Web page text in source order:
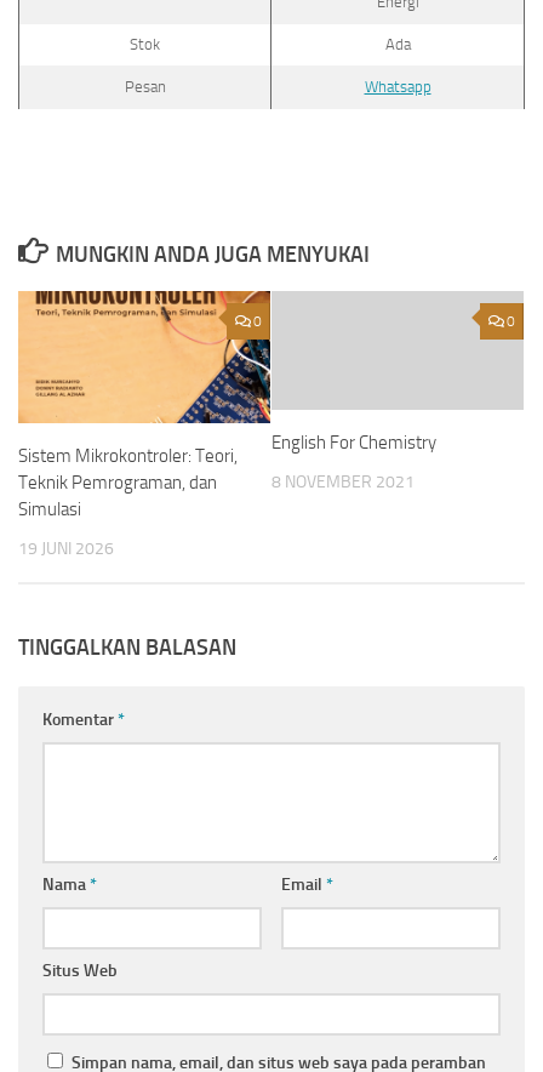
Stok Ada
Pesan Whatsapp
MUNGKIN ANDA JUGA MENYUKAI
0
Sistem Mikrokontroler: Teori,
Teknik Pemrograman, dan
Simulasi
19 JUNI 2026
0
English For Chemistry
8 NOVEMBER 2021
TINGGALKAN BALASAN
Komentar*
Nama* Email *
Situs Web
Simpan nama, email, dan situs web saya pada peramban